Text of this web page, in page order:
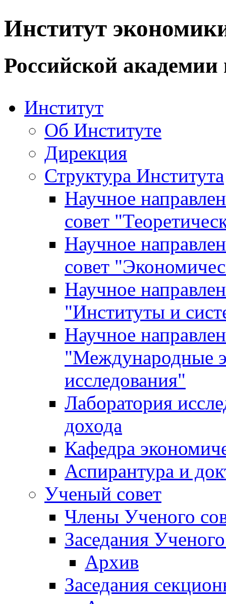
Институт
Российской академии
Институт
Об Институте
Дирекция
Структура Института
Научное
совет
Научное
совет
Научное
"Институты и
Научное
"Международные
исследования"
Лаборатория
дохода
Кафедра
Аспирантура и
Ученый совет
Члены Ученого
Заседания
Архив
Заседания